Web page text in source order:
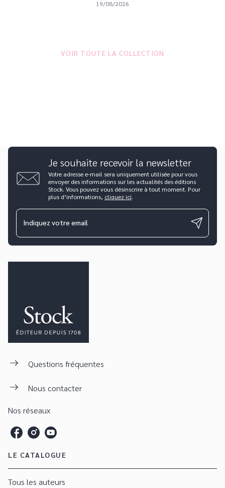
19/08/2026
VOIR TOUTE LA COLLECTION
Je souhaite recevoir la newsletter
Votre adresse e-mail sera uniquement utilisée pour vous
envoyer des informations sur les actualités des éditions
Stock. Vous pouvez vous désinscrire à tout moment. Pour
plus d’informations, cliquez ici.
Indiquez votre email
Questions fréquentes
Nous contacter
Nos réseaux
LE CATALOGUE
Tous les auteurs